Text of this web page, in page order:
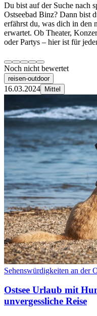
Du bist auf der Suche nach
Ostseebad Binz? Dann bist
erfährst du, was dich in den
erwartet. Ob Theater,
oder Partys – hier ist für
Noch nicht bewertet
reisen-outdoor
16.03.2024 Mittel
Sehenswürdigkeiten an der
Ostsee Urlaub mit
unvergessliche Reise